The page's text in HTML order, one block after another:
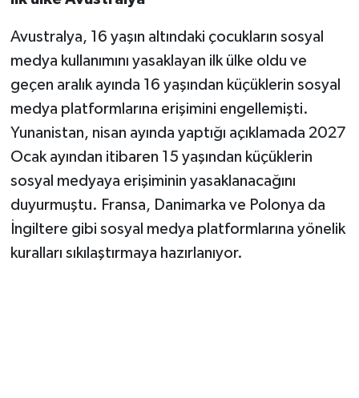
Avustralya, 16 yaşın altındaki çocukların sosyal
medya kullanımını yasaklayan ilk ülke oldu ve
geçen aralık ayında 16 yaşından küçüklerin sosyal
medya platformlarına erişimini engellemişti.
Yunanistan, nisan ayında yaptığı açıklamada 2027
Ocak ayından itibaren 15 yaşından küçüklerin
sosyal medyaya erişiminin yasaklanacağını
duyurmuştu. Fransa, Danimarka ve Polonya da
İngiltere gibi sosyal medya platformlarına yönelik
kuralları sıkılaştırmaya hazırlanıyor.